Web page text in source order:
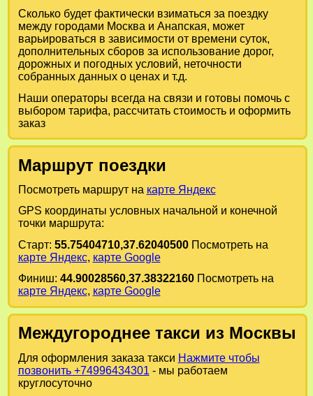
Сколько будет фактически взиматься за поездку
между городами Москваи Анапская, может
варьироваться в зависимости от времени суток,
дополнительных сборов за использование дорог,
дорожных и погодных условий, неточности
собранных данных о ценах и т.д.
Наши операторы всегда на связи и готовы помочь с
выбором тарифа, рассчитать стоимость и оформить
заказ
Маршрут поездки
Посмотреть маршрут на карте Яндекс
GPS координаты условных начальной и конечной
точки маршрута:
Старт: 55.75404710,37.62040500Посмотреть на
карте Яндекс, карте Google
Финиш: 44.90028560,37.38322160Посмотреть на
карте Яндекс, карте Google
Междугороднее такси из Москвы
Для оформления заказа такси Нажмите чтобы
позвонить +74996434301 - мы работаем
круглосуточно